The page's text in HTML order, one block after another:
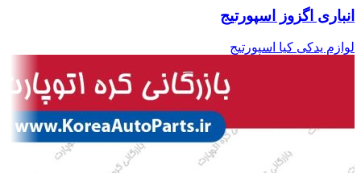
انباری اگزوز اسپورتیج
لوازم یدکی کیا اسپورتیج